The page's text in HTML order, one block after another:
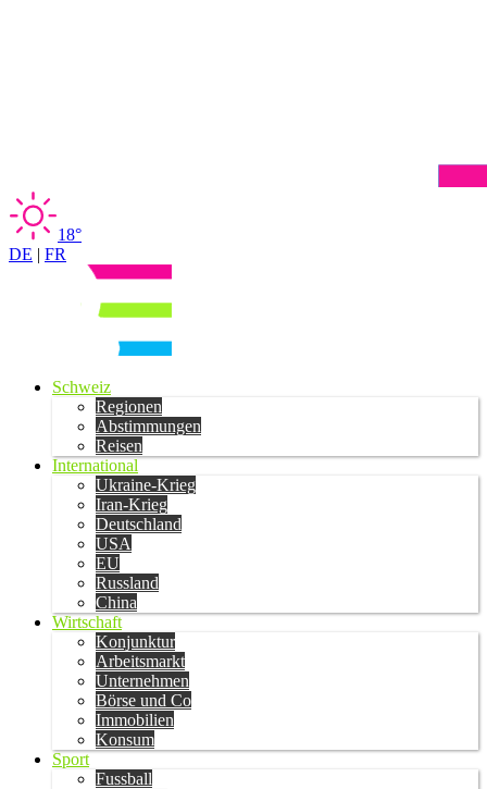
18°
DE | FR
Schweiz
Regionen
Abstimmungen
Reisen
International
Ukraine-Krieg
Iran-Krieg
Deutschland
USA
EU
Russland
China
Wirtschaft
Konjunktur
Arbeitsmarkt
Unternehmen
Börse und Co
Immobilien
Konsum
Sport
Fussball